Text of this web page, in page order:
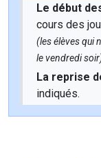
Le début
cours des
(les élèves qui
le vendredi
La reprise
indiqués.